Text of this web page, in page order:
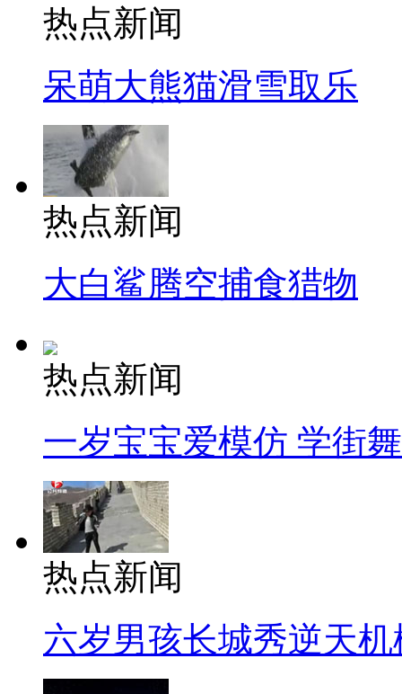
热点新闻
呆萌大熊猫滑雪取乐
热点新闻
大白鲨腾空捕食猎物
热点新闻
一岁宝宝爱模仿 学街
热点新闻
六岁男孩长城秀逆天机